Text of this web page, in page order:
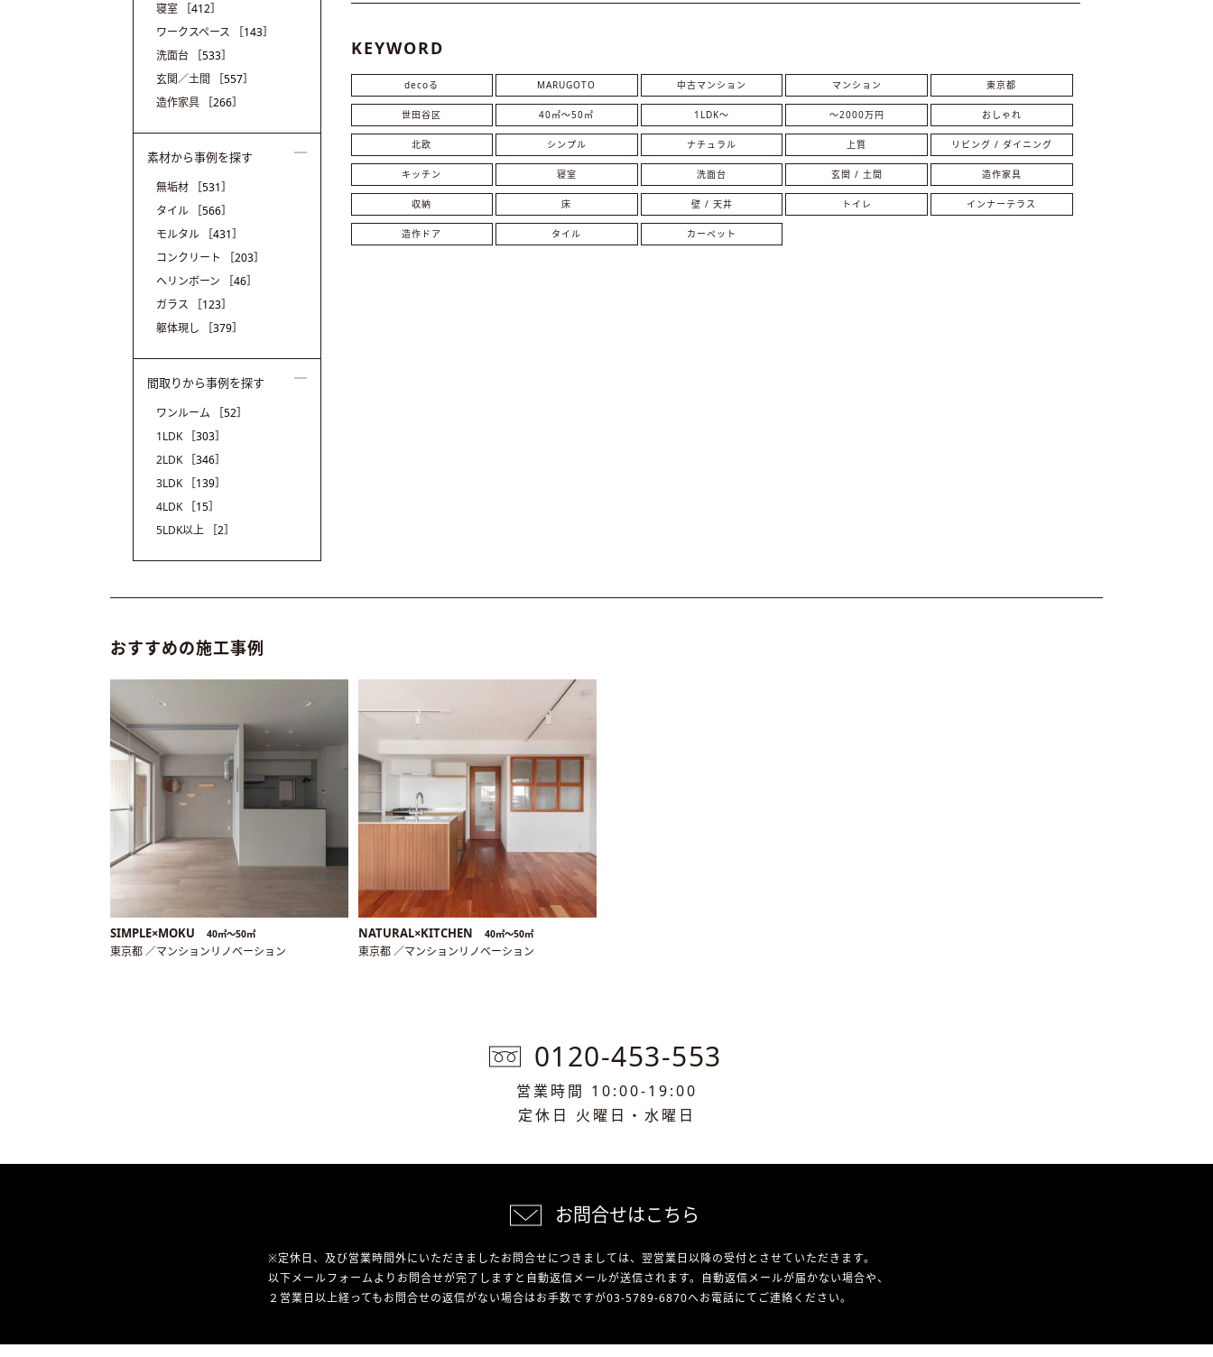
KEYWORD
decoる MARUGOTO 中古マンション マンション 東京都
世田谷区 40㎡〜50㎡ 1LDK〜 〜2000万円 おしゃれ
北欧 シンプル ナチュラル 上質 リビング / ダイニング
キッチン 寝室 洗面台 玄関 / 土間 造作家具
収納 床 壁 / 天井 トイレ インナーテラス
造作ドア タイル カーペット
寝室
［412］
ワークスペース
［143］
洗面台
［533］
玄関／土間
［557］
造作家具
［266］
素材から事例を探す
無垢材
［531］
タイル
［566］
モルタル
［431］
コンクリート
［203］
ヘリンボーン
［46］
ガラス
［123］
躯体現し
［379］
間取りから事例を探す
ワンルーム
［52］
1LDK
［303］
2LDK
［346］
3LDK
［139］
4LDK
［15］
5LDK以上
［2］
おすすめの施工事例
SIMPLE×MOKU 40㎡〜50㎡
東京都 ／マンションリノベーション
NATURAL×KITCHEN 40㎡〜50㎡
東京都 ／マンションリノベーション
0120-453-553
営業時間 10:00-19:00
定休日 火曜日・水曜日
お問合せはこちら
※定休日、及び営業時間外にいただきましたお問合せにつきましては、翌営業日以降の受付とさせていただきます。
以下メールフォームよりお問合せが完了しますと自動返信メールが送信されます。自動返信メールが届かない場合や、
２営業日以上経ってもお問合せの返信がない場合はお手数ですが03-5789-6870へお電話にてご連絡ください。